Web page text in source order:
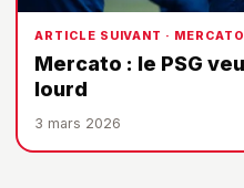
ARTICLE SUIVANT · MERCATO
Mercato : le PSG
lourd
3 mars 2026